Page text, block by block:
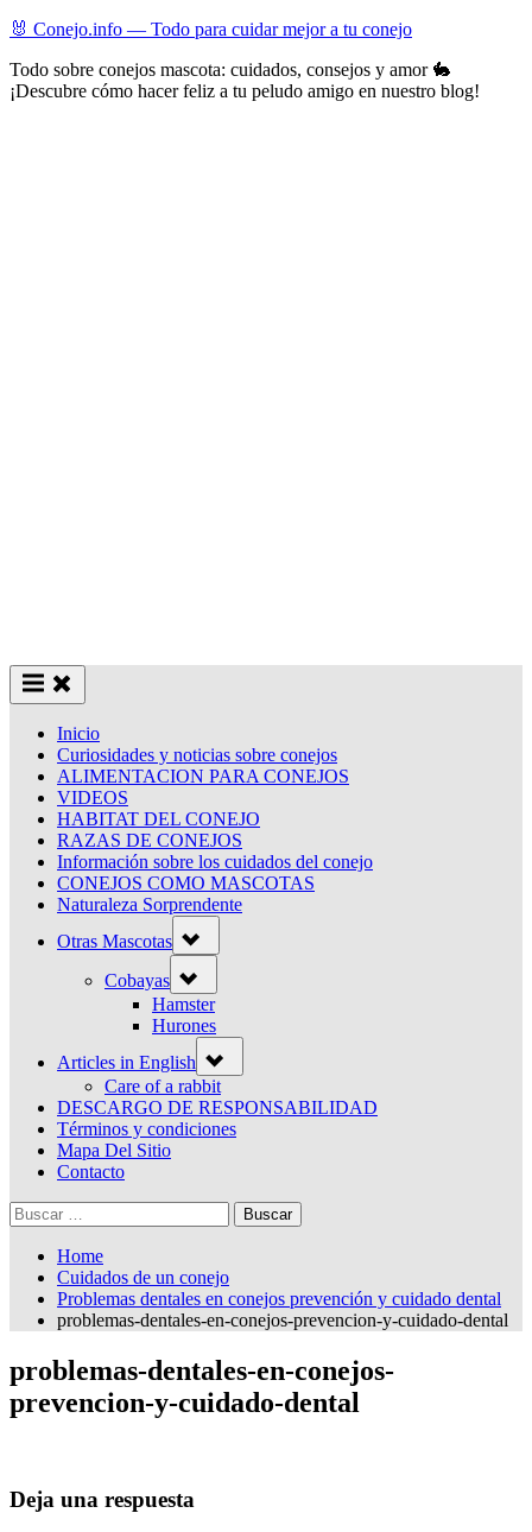
Skip
content
🐰 Conejo.info — Todo para cuidar mejor a tu conejo
Todo sobre conejos mascota: cuidados, consejos y amor 🐇
¡Descubre cómo hacer feliz a tu peludo amigo en nuestro blog!
Inicio
Curiosidades y noticias sobre conejos
ALIMENTACION PARA CONEJOS
VIDEOS
HABITAT DEL CONEJO
RAZAS DE CONEJOS
Información sobre los cuidados del conejo
CONEJOS COMO MASCOTAS
Naturaleza Sorprendente
Otras Mascotas sub-
menu
Cobayas sub-
menu
Hamster
Hurones
Articles in English
sub-
menu
Care of a rabbit
DESCARGO DE RESPONSABILIDAD
Términos y condiciones
Mapa Del Sitio
Contacto
Buscar:
Home
Cuidados de un conejo
Problemas dentales en conejos prevención y cuidado dental
problemas-dentales-en-conejos-prevencion-y-cuidado-dental
problemas-dentales-en-conejos-
prevencion-y-cuidado-dental
Deja una respuesta